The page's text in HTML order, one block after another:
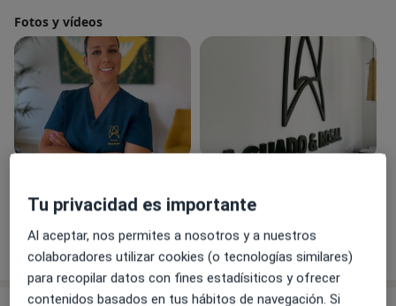
Fotos y vídeos
Mostrar más detalles
sobre la experiencia
Tu privacidad es importante
Al aceptar, nos permites a nosotros y a nuestros
colaboradores utilizar cookies (o tecnologías similares)
para recopilar datos con fines estadísiticos y ofrecer
contenidos basados en tus hábitos de navegación. Si